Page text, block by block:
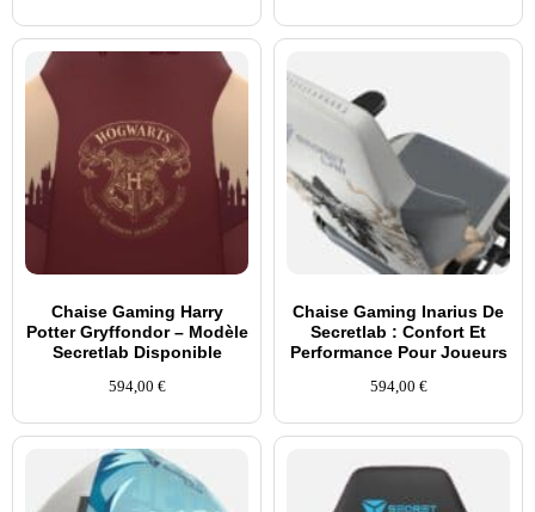
Chaise Gaming Harry
Potter Gryffondor – Modèle
Secretlab Disponible
594,00 €
Chaise Gaming Inarius De
Secretlab : Confort Et
Performance Pour Joueurs
594,00 €